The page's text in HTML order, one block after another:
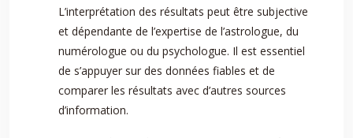
L’interprétation des résultats peut être subjective
et dépendante de l’expertise de l’astrologue, du
numérologue ou du psychologue. Il est essentiel
de s’appuyer sur des données fiables et de
comparer les résultats avec d’autres sources
d’information.